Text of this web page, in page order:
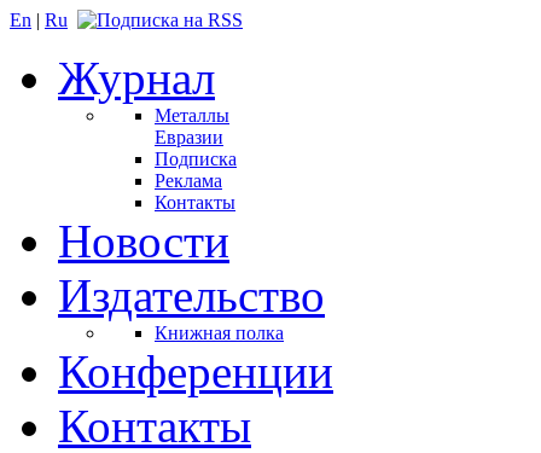
En | Ru
Журнал
Металлы
Евразии
Подписка
Реклама
Контакты
Новости
Издательство
Книжная полка
Конференции
Контакты